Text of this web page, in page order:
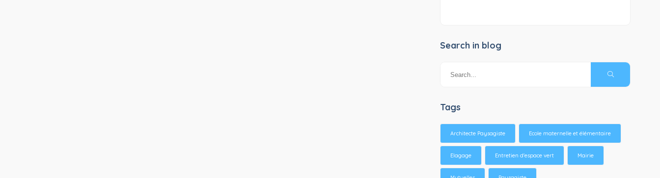
Search in blog
Tags
Architecte Paysagiste Ecole maternelle et élémentaire
Elagage Entretien d'espace vert Mairie